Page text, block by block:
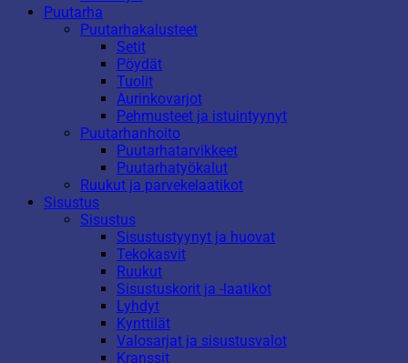
Puutarha
Puutarhakalusteet
Setit
Pöydät
Tuolit
Aurinkovarjot
Pehmusteet ja istuintyynyt
Puutarhanhoito
Puutarhatarvikkeet
Puutarhatyökalut
Ruukut ja parvekelaatikot
Sisustus
Sisustus
Sisustustyynyt ja huovat
Tekokasvit
Ruukut
Sisustuskorit ja -laatikot
Lyhdyt
Kynttilät
Valosarjat ja sisustusvalot
Kranssit